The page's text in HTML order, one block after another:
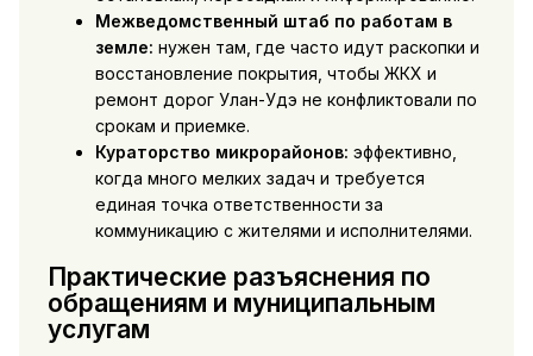
Межведомственный штаб по работам в
земле: нужен там, где часто идут раскопки и
восстановление покрытия, чтобы ЖКХ и
ремонт дорог Улан-Удэ не конфликтовали по
срокам и приемке.
Кураторство микрорайонов: эффективно,
когда много мелких задач и требуется
единая точка ответственности за
коммуникацию с жителями и исполнителями.
Практические разъяснения по
обращениям и муниципальным
услугам